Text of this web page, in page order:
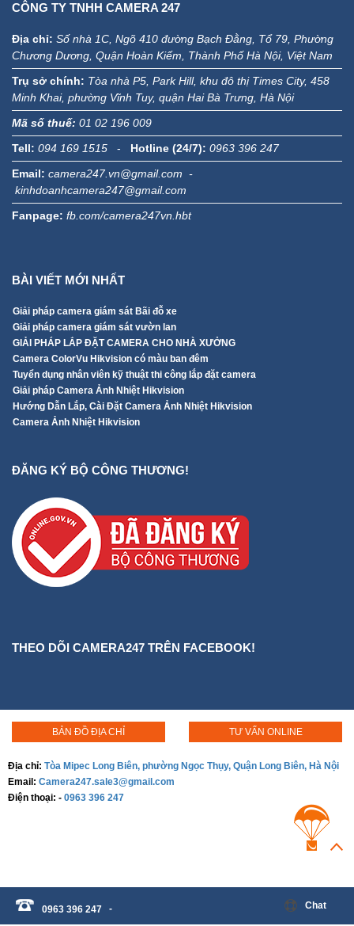
CÔNG TY TNHH CAMERA 247
Địa chỉ: Số nhà 1C, Ngõ 410 đường Bạch Đằng, Tổ 79, Phường
Chương Dương, Quận Hoàn Kiếm, Thành Phố Hà Nội, Việt Nam
Trụ sở chính: Tòa nhà P5, Park Hill, khu đô thị Times City, 458
Minh Khai, phường Vĩnh Tuy, quận Hai Bà Trưng, Hà Nội
Mã số thuế: 01 02 196 009
Tell: 094 169 1515 - Hotline (24/7): 0963 396 247
Email: camera247.vn@gmail.com -
kinhdoanhcamera247@gmail.com
Fanpage: fb.com/camera247vn.hbt
BÀI VIẾT MỚI NHẤT
Giải pháp camera giám sát Bãi đỗ xe
Giải pháp camera giám sát vườn lan
GIẢI PHÁP LẮP ĐẶT CAMERA CHO NHÀ XƯỞNG
Camera ColorVu Hikvision có màu ban đêm
Tuyển dụng nhân viên kỹ thuật thi công lắp đặt camera
Giải pháp Camera Ảnh Nhiệt Hikvision
Hướng Dẫn Lắp, Cài Đặt Camera Ảnh Nhiệt Hikvision
Camera Ảnh Nhiệt Hikvision
ĐĂNG KÝ BỘ CÔNG THƯƠNG!
THEO DÕI CAMERA247 TRÊN FACEBOOK!
BẢN ĐỒ ĐỊA CHỈ TƯ VẤN ONLINE
Địa chỉ: Tòa Mipec Long Biên, phường Ngọc Thụy, Quận Long Biên, Hà Nội
Email: Camera247.sale3@gmail.com
Điện thoại: - 0963 396 247
0963 396 247 - Chat